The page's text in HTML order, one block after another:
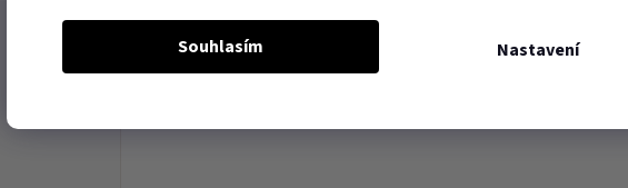
Nastavení
Souhlasím